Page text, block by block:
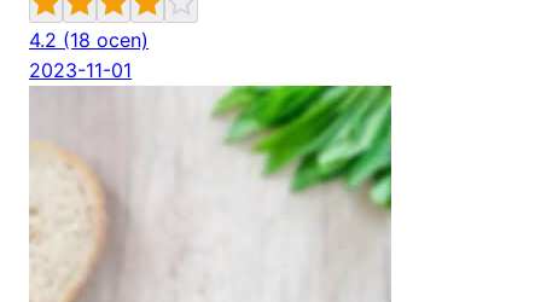
4.2 (18 ocen)
2023-11-01